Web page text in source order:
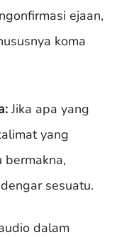
ejaan,
koma
Jika apa yang
yang
bermakna,
sesuatu.
dalam